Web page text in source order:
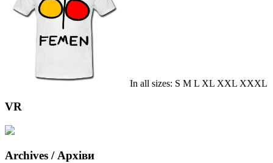
In all sizes: S M L XL XXL XXXL
VR
Archives / Архіви